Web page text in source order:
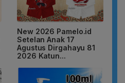
New 2026 Pamelo.id
Setelan Anak 17
Agustus Dirgahayu 81
2026 Katun...